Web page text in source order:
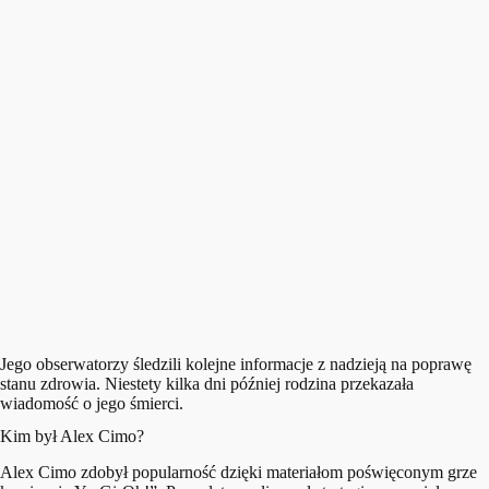
Jego obserwatorzy śledzili kolejne informacje z nadzieją na poprawę
stanu zdrowia. Niestety kilka dni później rodzina przekazała
wiadomość o jego śmierci.
Kim był Alex Cimo?
Alex Cimo zdobył popularność dzięki materiałom poświęconym grze